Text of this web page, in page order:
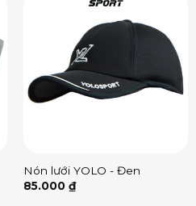
Nón lưới YOLO - Đen
85.000 ₫